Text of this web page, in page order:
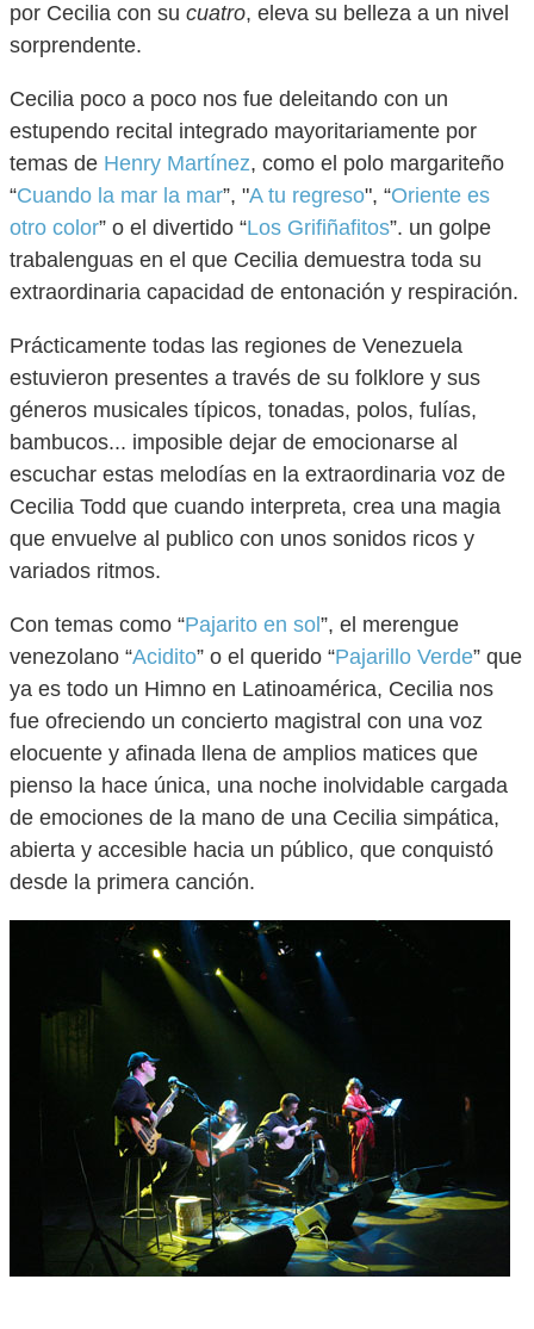
por Cecilia con su cuatro, eleva su belleza a un nivel
sorprendente.
Cecilia poco a poco nos fue deleitando con un
estupendo recital integrado mayoritariamente por
temas de Henry Martínez, como el polo margariteño
“Cuando la mar la mar”, "A tu regreso", “Oriente es
otro color” o el divertido “Los Grifiñafitos”. un golpe
trabalenguas en el que Cecilia demuestra toda su
extraordinaria capacidad de entonación y respiración.
Prácticamente todas las regiones de Venezuela
estuvieron presentes a través de su folklore y sus
géneros musicales típicos, tonadas, polos, fulías,
bambucos... imposible dejar de emocionarse al
escuchar estas melodías en la extraordinaria voz de
Cecilia Todd que cuando interpreta, crea una magia
que envuelve al publico con unos sonidos ricos y
variados ritmos.
Con temas como “Pajarito en sol ”, el merengue
venezolano “Acidito” o el querido “Pajarillo Verde” que
ya es todo un Himno en Latinoamérica, Cecilia nos
fue ofreciendo un concierto magistral con una voz
elocuente y afinada llena de amplios matices que
pienso la hace única, una noche inolvidable cargada
de emociones de la mano de una Cecilia simpática,
abierta y accesible hacia un público, que conquistó
desde la primera canción.